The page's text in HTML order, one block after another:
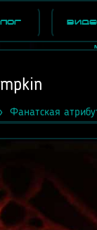
Фанатская